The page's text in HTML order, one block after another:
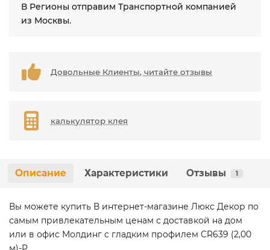
В Регионы отправим Транспортной компанией
из Москвы.
Довольные Клиенты, читайте отзывы
калькулятор клея
Описание Характеристики Отзывы 1
Вы можете купить В интернет-магазине Люкс Декор по
самым привлекательным ценам с доставкой на дом
или в офис Молдинг с гладким профилем CR639 (2,00